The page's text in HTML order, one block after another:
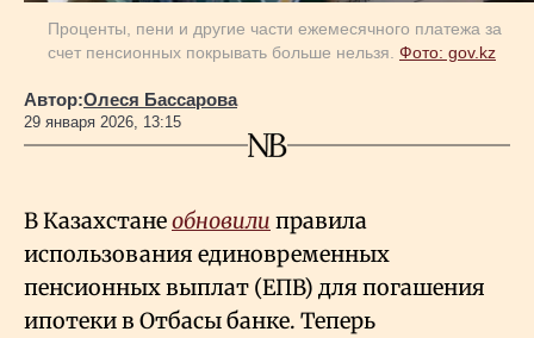
Люди
Life & Arts
Проценты, пени и другие части ежемесячного платежа за
счет пенсионных покрывать больше нельзя. Фото: gov.kz
Автор:Олеся Бассарова
29 января 2026, 13:15
В Казахстанеобновили правила
использования единовременных
пенсионных выплат (ЕПВ) для погашения
ипотеки в Отбасы банке. Теперь